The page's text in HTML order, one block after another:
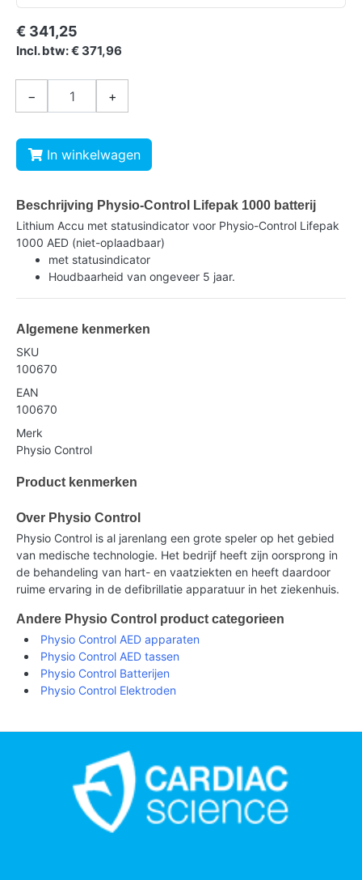
€ 341,25
Incl. btw: € 371,96
− +
In winkelwagen
Beschrijving Physio-Control Lifepak 1000 batterij
Lithium Accu met statusindicator voor Physio-Control Lifepak
1000 AED (niet-oplaadbaar)
met statusindicator
Houdbaarheid van ongeveer 5 jaar.
Algemene kenmerken
SKU
100670
EAN
100670
Merk
Physio Control
Product kenmerken
Over Physio Control
Physio Control is al jarenlang een grote speler op het gebied
van medische technologie. Het bedrijf heeft zijn oorsprong in
de behandeling van hart- en vaatziekten en heeft daardoor
ruime ervaring in de defibrillatie apparatuur in het ziekenhuis.
Andere Physio Control product categorieen
Physio Control AED apparaten
Physio Control AED tassen
Physio Control Batterijen
Physio Control Elektroden